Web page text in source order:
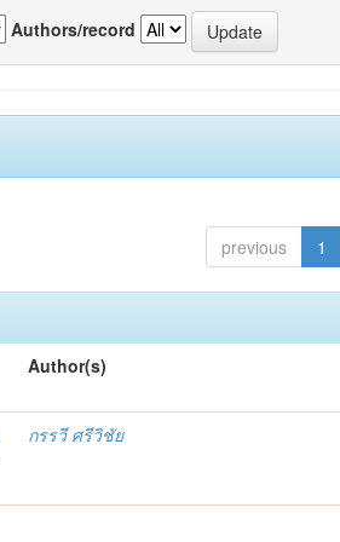
Authors/record
previous 1
Author(s)
กรรวี ศรีวิชัย